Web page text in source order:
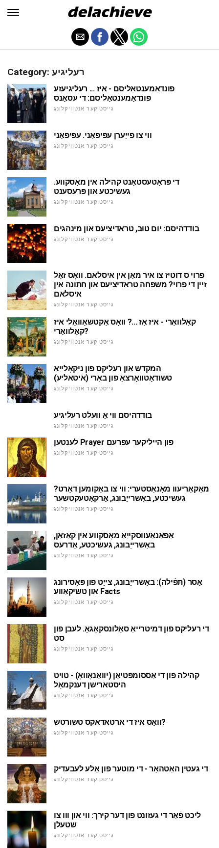
Category: רעליגיע
פונדאַמענטאַליסם - איז ... רעליגיעזע
פונדאַמענטאַליסם: די עסאַנס
גייסטיקער אנטוויקלונג
ווי צו פייַערן עפּיפאַני. עפּיפאַני
גייסטיקער אנטוויקלונג
די פּראָטעסטאַנט קהילה אין מאָסקווע.
געשיכטע און פּרעסענט
גייסטיקער אנטוויקלונג
בודדהיסם: יום טוּב, טראדיציעס און מינהגים
גייסטיקער אנטוויקלונג
פרוי ס דוטיז צו איר מאַן אין איסלאם. וואָס זאָל
זיין די פרוי? משפּחה טראדיציעס און חתונה אין
איסלאם
גייסטיקער אנטוויקלונג
קאַלוואַרי - איז אַז ...? וואָס אַקטשאַוואַלי איז
קאַלוואַרי?
גייסטיקער אנטוויקלונג
המקדש און רעליקס פון ניקאָלייַאַ
טשודאָטוואָרצאַ פון באַרי (איטאליע)
גייסטיקער אנטוויקלונג
בודדהיסם ווי אַ וועלט רעליגיע
גייסטיקער אנטוויקלונג
לענטען Prayer פון הייליקער עפרעם
גייסטיקער אנטוויקלונג
מאַקאַריעוו מאָנאַסטערי: ווי צו באַקומען דאָרט?
געשיכטע, באַשרייַבונג, אַרקאַטעקטשער
גייסטיקער אנטוויקלונג
אַפּאַנאַעווסקייַאַ מאָסקווע אין קאַזאַן,
באַשרייַבונג, געשיכטע, אַדרעס
גייסטיקער אנטוויקלונג
אַסר (תּפֿילה): באַשרייַבונג, צייַט פון פּאַסירונג
און טשיקאַווע Facts
גייסטיקער אנטוויקלונג
די רעליקס פון דמיטרייאַ סאָלונסקאָגאָ. לעבן פון
סט
גייסטיקער אנטוויקלונג
קהילה פון די אַססומפּטיאָן (יוואַנאָוואָ) - טויט
היסטארישן דענקמאָל
גייסטיקער אנטוויקלונג
וואָס איז די ארטאדאקס טשורטש?
גייסטיקער אנטוויקלונג
די געטין האַטהאָר - די מוטער פון אַלע לעבעדיק
גייסטיקער אנטוויקלונג
ליכט פֿאַר די געזונט פון דער קירך: ווי און ווו צו
שטעלן
גייסטיקער אנטוויקלונג